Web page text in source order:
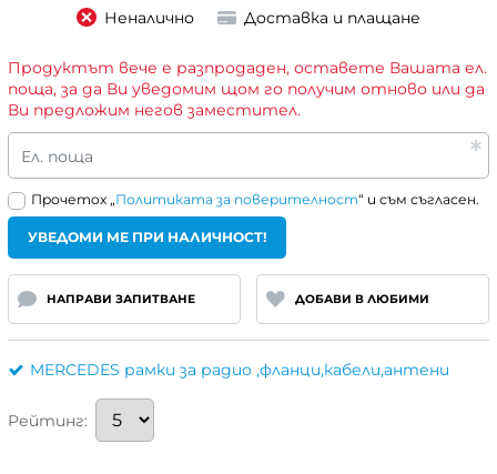
Неналично Доставка и плащане
Продуктът вече е разпродаден, оставете Вашата ел.
поща, за да Ви уведомим щом го получим отново или да
Ви предложим негов заместител.
Ел. поща
Прочетох „Политиката за поверителност“ и съм съгласен.
УВЕДОМИ МЕ ПРИ НАЛИЧНОСТ!
НАПРАВИ ЗАПИТВАНЕ ДОБАВИ В ЛЮБИМИ
MERCEDES рамки за радио ,фланци,кабели,антени
Рейтинг: